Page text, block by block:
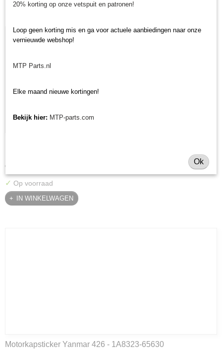
€ 24,74
✓ Op voorraad
IN WINKELWAGEN
Motorkapsticker Yanmar 426 - 1A8323-65630
20% korting op onze vetspuit en patronen!
Loop geen korting mis en ga voor actuele aanbiedingen naar onze
vernieuwde webshop!
MTP Parts.nl
Elke maand nieuwe kortingen!
Bekijk hier: MTP-parts.com
Ok